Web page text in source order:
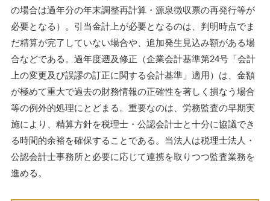
の場合は過年分の年末調整再計算・源泉徴収票の再発行等が
必要となる）。引当金計上が必要となるのは、判明時点でま
だ精算が完了していない場合や、追加発生見込み額がある場
合などである。過年度遡及修正（企業会計基準第24号「会計
上の変更及び誤謬の訂正に関する会計基準」適用）は、金額
が極めて重大で過去の財務情報の正確性を著しく損なう場合
等の例外的処理にとどまる。重要なのは、労務監査の早期実
施により、精算方針を税理士・公認会計士と十分に協議でき
る時間的余裕を確保することである。当法人は税理士法人・
公認会計士事務所と必要に応じて連携を取りつつ監査業務を
進める。